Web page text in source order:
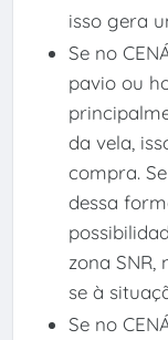
isso gera
Se no
pavio ou
da vela,
compra.
dessa
zona
se à
Se no